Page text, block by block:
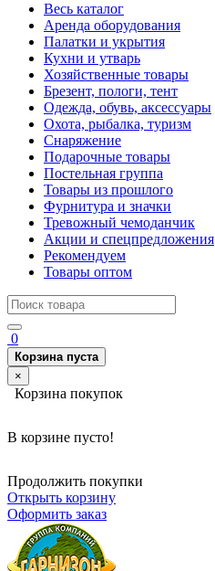
Весь каталог
Аренда оборудования
Палатки и укрытия
Кухни и утварь
Хозяйственные товары
Брезент, пологи, тент
Одежда, обувь, аксессуары
Охота, рыбалка, туризм
Снаряжение
Подарочные товары
Постельная группа
Товары из прошлого
Фурнитура и значки
Тревожный чемоданчик
Акции и спецпредложения
Рекомендуем
Товары оптом
0
Корзина пуста
×
Корзина покупок
В корзине пусто!
Продолжить покупки
Открыть корзину
Оформить заказ